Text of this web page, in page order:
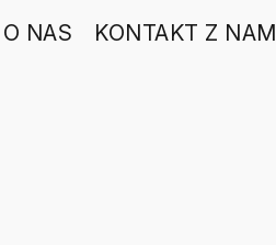
O NAS KONTAKT Z